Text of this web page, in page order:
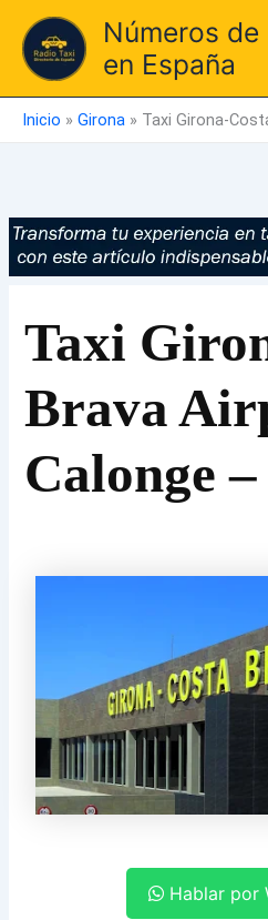
contenido
Números de
en España
Inicio » Girona » Taxi Girona-
Taxi
Brava
Calonge –
Hablar por